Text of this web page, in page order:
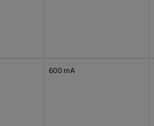
600 mA